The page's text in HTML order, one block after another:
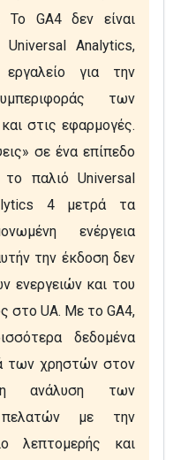
Το GA4 δεν είναι
Analytics,
για την
των
στις εφαρμογές.
σε ένα επίπεδο
παλιό Universal
4 μετρά τα
ενέργεια
την έκδοση δεν
ενεργειών και του
στο UA. Με το GA4,
δεδομένα
των χρηστών στον
ανάλυση των
πελατών με την
λεπτομερής και